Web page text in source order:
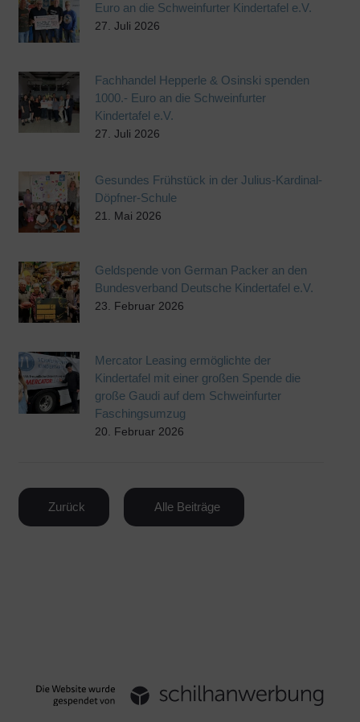
Euro an die Schweinfurter Kindertafel e.V.
27. Juli 2026
Fachhandel Hepperle & Osinski spenden
1000.- Euro an die Schweinfurter
Kindertafel e.V.
27. Juli 2026
Gesundes Frühstück in der Julius-Kardinal-
Döpfner-Schule
21. Mai 2026
Geldspende von German Packer an den
Bundesverband Deutsche Kindertafel e.V.
23. Februar 2026
Mercator Leasing ermöglichte der
Kindertafel mit einer großen Spende die
große Gaudi auf dem Schweinfurter
Faschingsumzug
20. Februar 2026
Zurück Alle Beiträge